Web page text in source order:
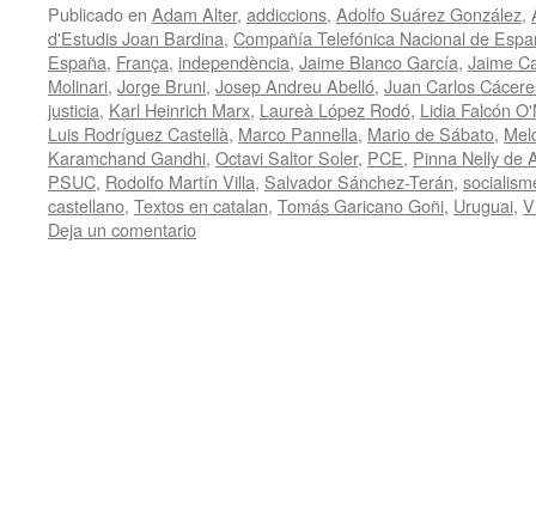
Publicado en Adam Alter, addiccions, Adolfo Suárez González,
d'Estudis Joan Bardina, Compañía Telefónica Nacional de
España, França, independència, Jaime Blanco García, Jaime
Molinari, Jorge Bruni, Josep Andreu Abelló, Juan Carlos
justicia, Karl Heinrich Marx, Laureà López Rodó, Lidia Falcón
Luis Rodríguez Castellà, Marco Pannella, Mario de Sábato,
Karamchand Gandhi, Octavi Saltor Soler, PCE, Pinna Nelly de
PSUC, Rodolfo Martín Villa, Salvador Sánchez-Terán,
castellano, Textos en catalan, Tomás Garicano Goñi, Uruguai,
Deja un comentario